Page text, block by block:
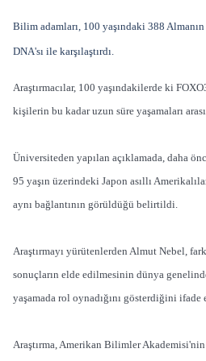
Bilim adamları, 100 yaşındaki 388
DNA'sı ile karşılaştırdı.
Araştırmacılar, 100 yaşındakilerde ki
kişilerin bu kadar uzun süre yaşamaları
Üniversiteden yapılan açıklamada, daha
95 yaşın üzerindeki Japon asıllı
aynı bağlantının görüldüğü belirtildi.
Araştırmayı yürütenlerden Almut Nebel,
sonuçların elde edilmesinin dünya
yaşamada rol oynadığını gösterdiğini ifade
Araştırma, Amerikan Bilimler